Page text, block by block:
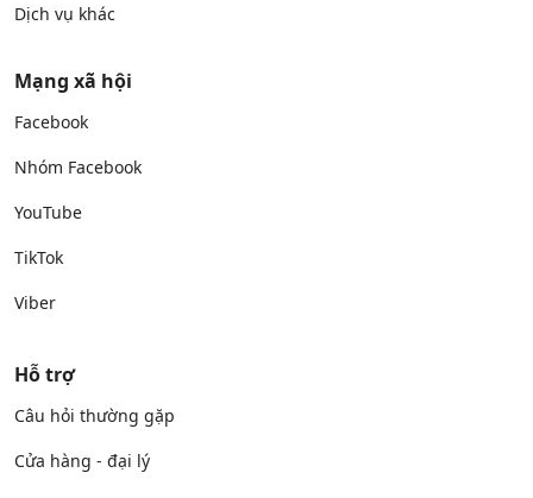
Dịch vụ khác
Mạng xã hội
Facebook
Nhóm Facebook
YouTube
TikTok
Viber
Hỗ trợ
Câu hỏi thường gặp
Cửa hàng - đại lý